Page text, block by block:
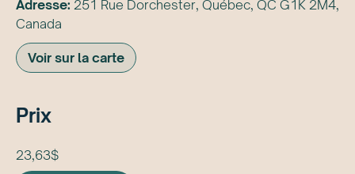
Adresse: 251 Rue Dorchester, Québec, QC G1K 2M4,
Canada
Voir sur la carte
Prix
23,63$